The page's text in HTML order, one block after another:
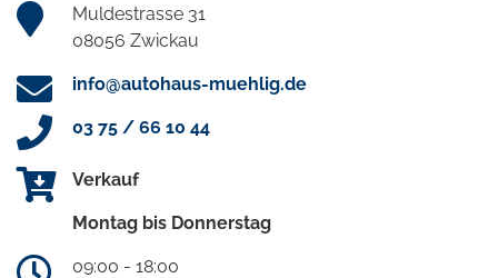
Muldestrasse 31
08056 Zwickau
info@autohaus-muehlig.de
03 75 / 66 10 44
Verkauf
Montag bis Donnerstag
09:00 - 18:00